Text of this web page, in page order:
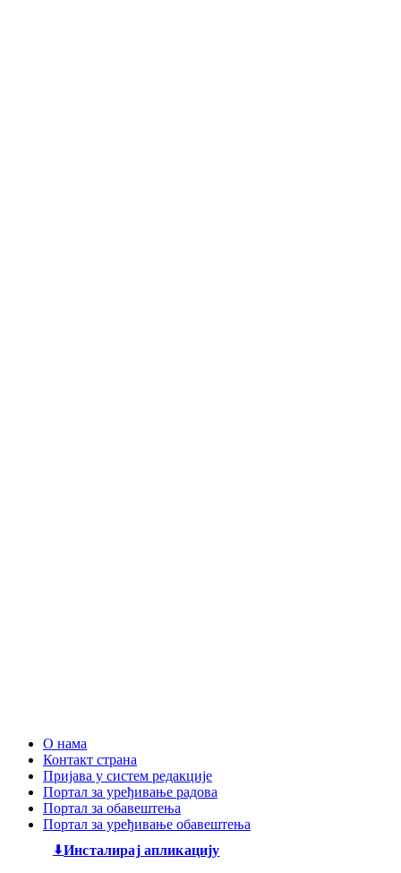
О нама
Контакт страна
Пријава у систем редакције
Портал за уређивање радова
Портал за обавештења
Портал за уређивање обавештења
Инсталирај апликацију